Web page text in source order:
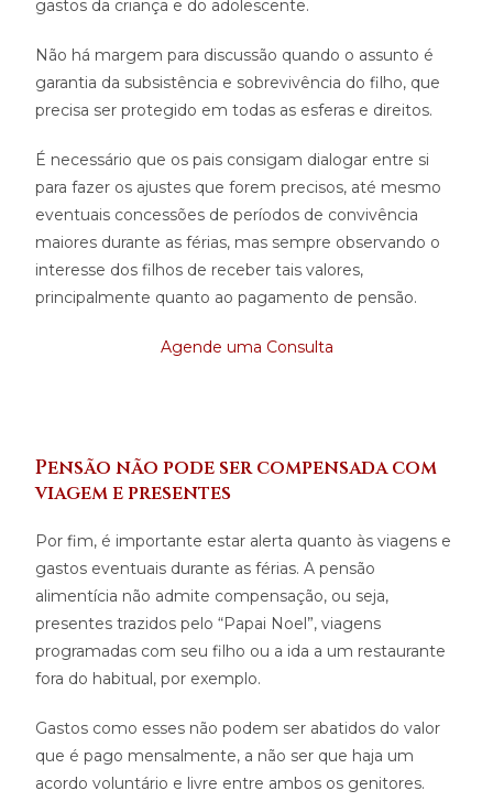
gastos da criança e do adolescente.
Não há margem para discussão quando o assunto é
garantia da subsistência e sobrevivência do filho, que
precisa ser protegido em todas as esferas e direitos.
É necessário que os pais consigam dialogar entre si
para fazer os ajustes que forem precisos, até mesmo
eventuais concessões de períodos de convivência
maiores durante as férias, mas sempre observando o
interesse dos filhos de receber tais valores,
principalmente quanto ao pagamento de pensão.
Agende uma Consulta
Pensão não pode ser compensada com
viagem e presentes
Por fim, é importante estar alerta quanto às viagens e
gastos eventuais durante as férias. A pensão
alimentícia não admite compensação, ou seja,
presentes trazidos pelo “Papai Noel”, viagens
programadas com seu filho ou a ida a um restaurante
fora do habitual, por exemplo.
Gastos como esses não podem ser abatidos do valor
que é pago mensalmente, a não ser que haja um
acordo voluntário e livre entre ambos os genitores.